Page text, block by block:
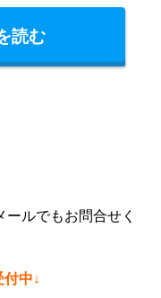
読む
ルでもお問合せく
中↓